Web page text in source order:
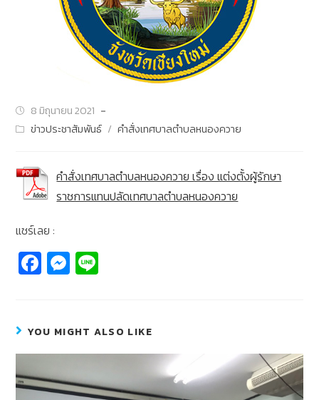
8 มิถุนายน 2021
ข่าวประชาสัมพันธ์ / คำสั่งเทศบาลตำบลหนองควาย
คำสั่งเทศบาลตำบลหนองควาย เรื่อง แต่งตั้งผู้รักษา
ราชการแทนปลัดเทศบาลตำบลหนองควาย
แชร์เลย :
Fa
c
b
o
o
M
e
e
n
g
YOU MIGHT ALSO LIKE